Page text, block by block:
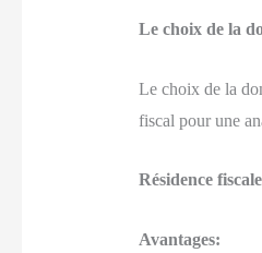
Le choix de la
Le choix de la
fiscal pour une
Résidence
Avantages: